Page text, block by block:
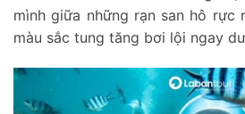
mình giữa những rạn san hô rực
màu sắc tung tăng bơi lội ngay